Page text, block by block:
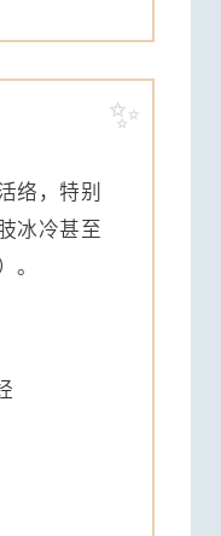
络，特别
冰冷甚至